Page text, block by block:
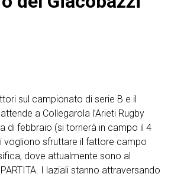
sul campionato di serie B e il
a Collegarola l’Arieti Rugby
di febbraio (si tornerà in campo il 4
vogliono sfruttare il fattore campo
dove attualmente sono al
I laziali stanno attraversando